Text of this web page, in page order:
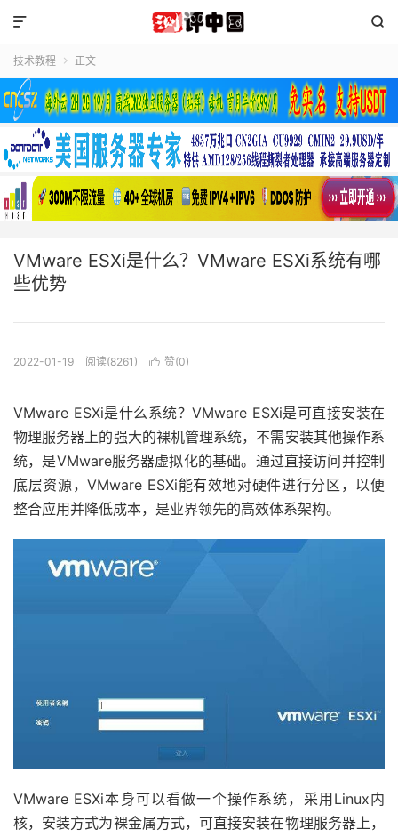


技术教程  正文
VMware ESXi是什么？VMware ESXi系统有哪
些优势
2022-01-19 阅读(8261)  赞(0)
VMware ESXi是什么系统？VMware ESXi是可直接安装在
物理服务器上的强大的裸机管理系统，不需安装其他操作系
统，是VMware服务器虚拟化的基础。通过直接访问并控制
底层资源，VMware ESXi能有效地对硬件进行分区，以便
整合应用并降低成本，是业界领先的高效体系架构。
VMware ESXi本身可以看做一个操作系统，采用Linux内
核，安装方式为裸金属方式，可直接安装在物理服务器上，